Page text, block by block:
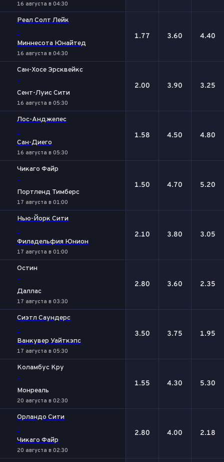
16 августа в 04:30
Реал Солт Лейк
-
Миннесота Юнайтед
16 августа в 04:30
1.77 3.60 4.40
Сан-Хосе Эрсквейкс
-
Сент-Луис Сити
16 августа в 05:30
2.00 3.90 3.25
Лос-Анджелес
-
Сан-Диего
16 августа в 05:30
1.58 4.50 4.80
Чикаго Файр
-
Портленд Тимберс
17 августа в 01:00
1.50 4.70 5.20
Нью-Йорк Сити
-
Филадельфия Юнион
17 августа в 01:00
2.10 3.80 3.05
Остин
-
Даллас
17 августа в 03:30
2.80 3.60 2.35
Сиэтл Саундерс
-
Ванкувер Уайткэпс
17 августа в 05:30
3.50 3.75 1.95
Коламбус Кру
-
Монреаль
20 августа в 02:30
1.55 4.30 5.30
Орландо Сити
-
Чикаго Файр
20 августа в 02:30
2.80 4.00 2.18